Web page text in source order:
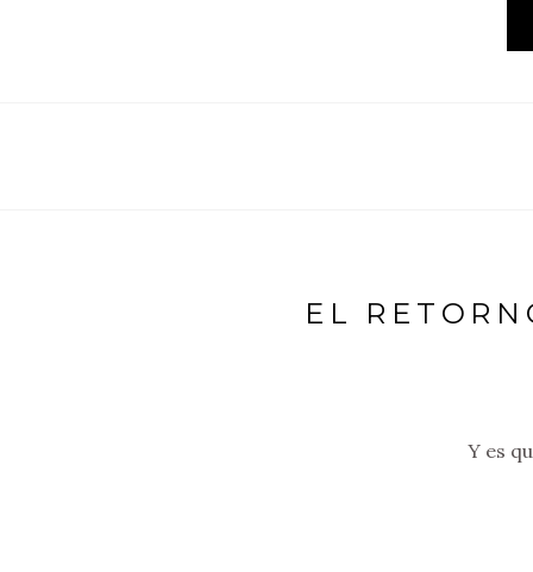
EL
Y es